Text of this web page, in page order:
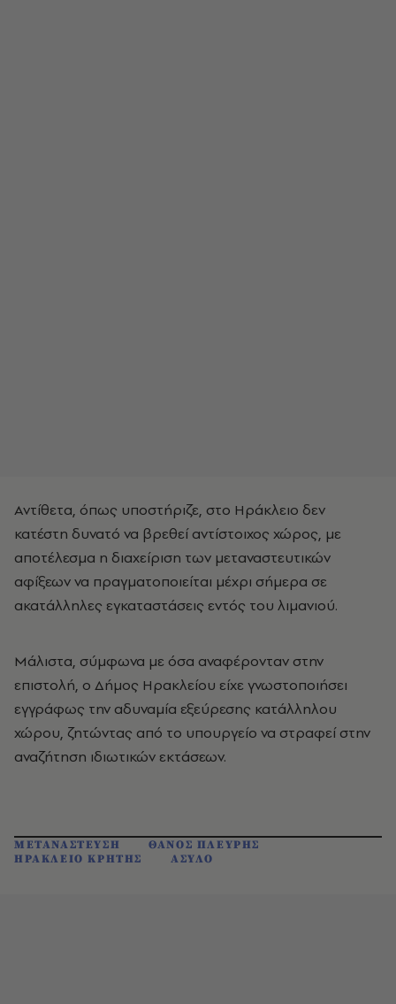
Αντίθετα, όπως υποστήριζε, στο Ηράκλειο δεν
κατέστη δυνατό να βρεθεί αντίστοιχος χώρος, με
αποτέλεσμα η διαχείριση των μεταναστευτικών
αφίξεων να πραγματοποιείται μέχρι σήμερα σε
ακατάλληλες εγκαταστάσεις εντός του λιμανιού.
Μάλιστα, σύμφωνα με όσα αναφέρονταν στην
επιστολή, ο Δήμος Ηρακλείου είχε γνωστοποιήσει
εγγράφως την αδυναμία εξεύρεσης κατάλληλου
χώρου, ζητώντας από το υπουργείο να στραφεί στην
αναζήτηση ιδιωτικών εκτάσεων.
ΜΕΤΑΝΑΣΤΕΥΣΗ
ΘΑΝΟΣ ΠΛΕΥΡΗΣ
ΗΡΑΚΛΕΙΟ ΚΡΗΤΗΣ
ΑΣΥΛΟ